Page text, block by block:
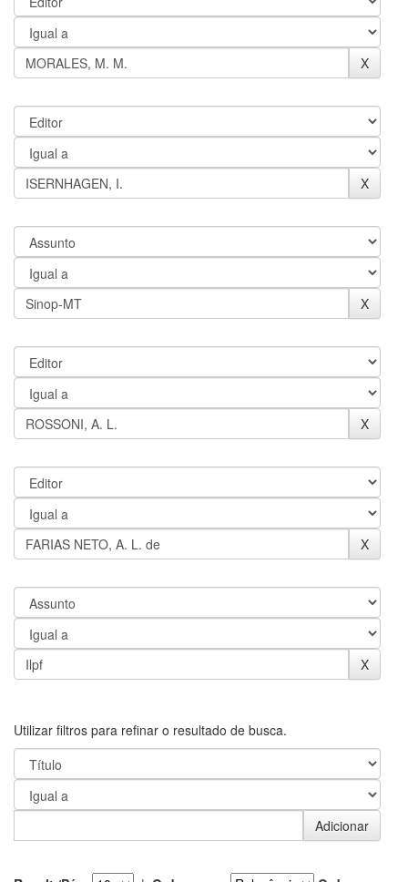
Utilizar filtros para refinar o resultado de busca.